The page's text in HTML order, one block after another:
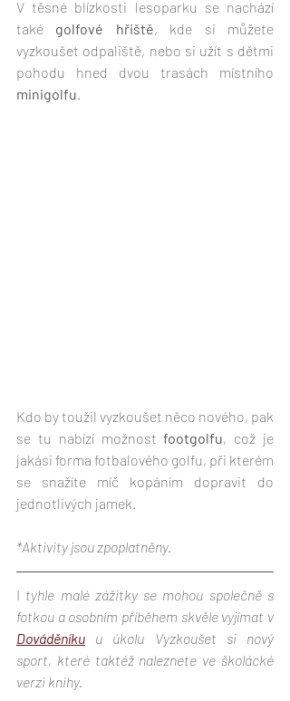
V těsné blízkosti lesoparku se nachází
také golfové hřiště, kde si můžete
vyzkoušet odpaliště, nebo si užít s dětmi
minigolfu
Kdo by toužil vyzkoušet něco nového, pak
se tu nabízí možnost footgolfu, což je
jakási forma fotbalového golfu, při kterém
se snažíte míč kopáním dopravit do
jednotlivých jamek.
*Aktivity jsou zpoplatněny.
I tyhle malé zážitky se mohou společně s
Dováděníku u úkolu Vyzkoušet si nový
sport, které taktéž naleznete ve školácké
verzi knihy.